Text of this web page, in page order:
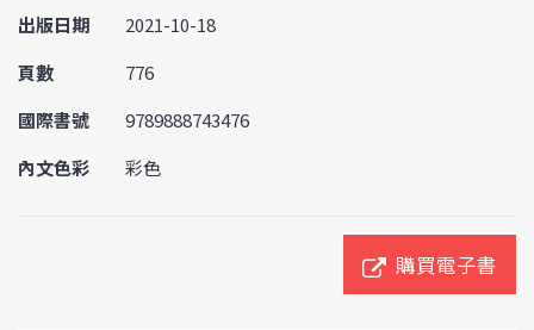
出版日期
2021-10-18
頁數
776
國際書號
9789888743476
內文色彩
彩色
購買電子書